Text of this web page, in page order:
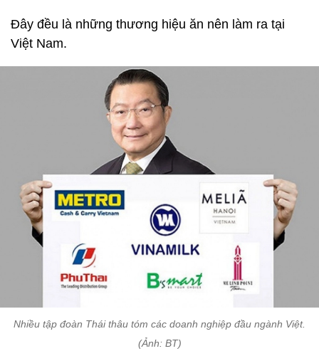
Đây đều là những thương hiệu ăn nên làm ra tại
Việt Nam.
Nhiều tập đoàn Thái thâu tóm các doanh nghiệp đầu ngành Việt.
(Ảnh: BT)